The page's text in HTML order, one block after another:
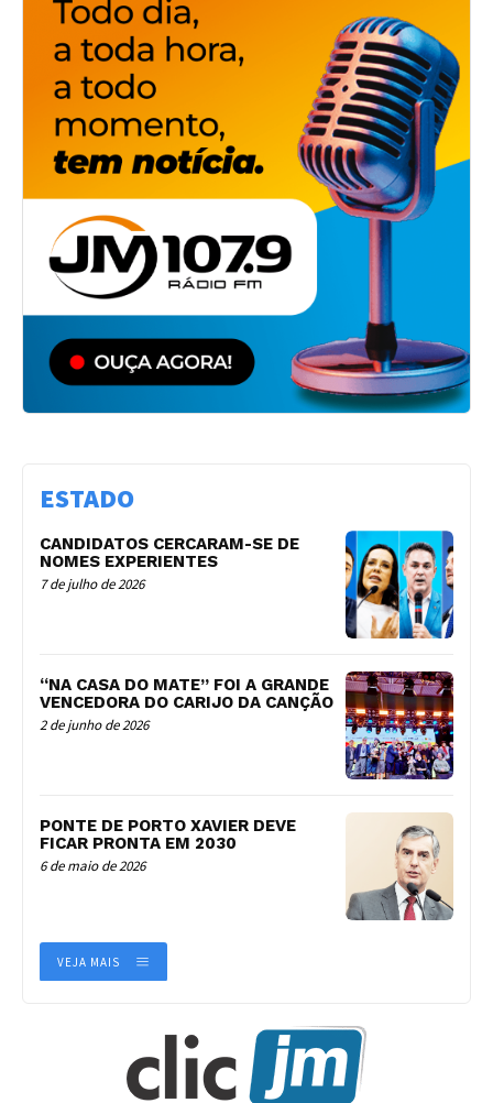
ESTADO
CANDIDATOS CERCARAM-SE DE
NOMES EXPERIENTES
7 de julho de 2026
“NA CASA DO MATE” FOI A GRANDE
VENCEDORA DO CARIJO DA CANÇÃO
2 de junho de 2026
PONTE DE PORTO XAVIER DEVE
FICAR PRONTA EM 2030
6 de maio de 2026
VEJA MAIS